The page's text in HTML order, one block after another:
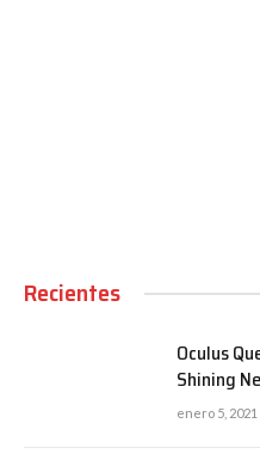
Recientes
Oculus
Shining
enero 5, 2021